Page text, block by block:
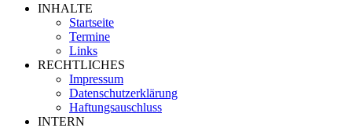
INHALTE
Startseite
Termine
Links
RECHTLICHES
Impressum
Datenschutzerklärung
Haftungsauschluss
INTERN